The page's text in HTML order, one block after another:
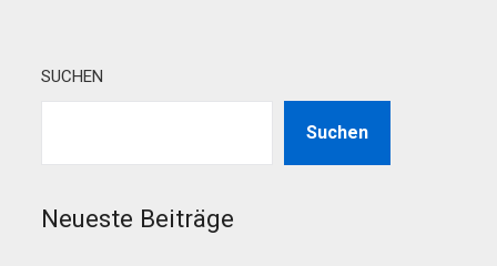
SUCHEN
Suchen
Neueste Beiträge